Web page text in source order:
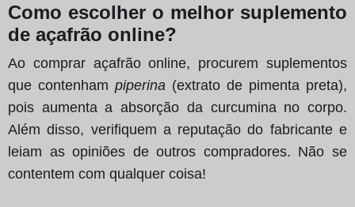
Como escolher o melhor suplemento
de açafrão online?
Ao comprar açafrão online, procurem suplementos
que contenham piperina (extrato de pimenta preta),
pois aumenta a absorção da curcumina no corpo.
Além disso, verifiquem a reputação do fabricante e
leiam as opiniões de outros compradores. Não se
contentem com qualquer coisa!